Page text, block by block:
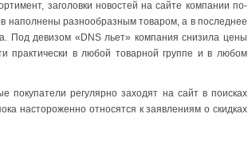
заголовки новостей на сайте компании по-
наполнены разнообразным товаром, а в последнее
Под девизом «DNS льет» компания снизила цены
практически в любой товарной группе и в любом
регулярно заходят на сайт в поисках
настороженно относятся к заявлениям о скидках